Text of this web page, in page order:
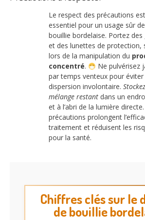
Le respect des précautions est
essentiel pour un usage sûr
bouillie bordelaise. Portez des
et des lunettes de protection,
lors de la manipulation du
concentré.
Ne pulvérisez
par temps venteux pour éviter
dispersion involontaire.
mélange restant dans un
et à l’abri de la lumière directe.
précautions prolongent
traitement et réduisent les
pour la santé.
Chiffres clés sur le
de bouillie